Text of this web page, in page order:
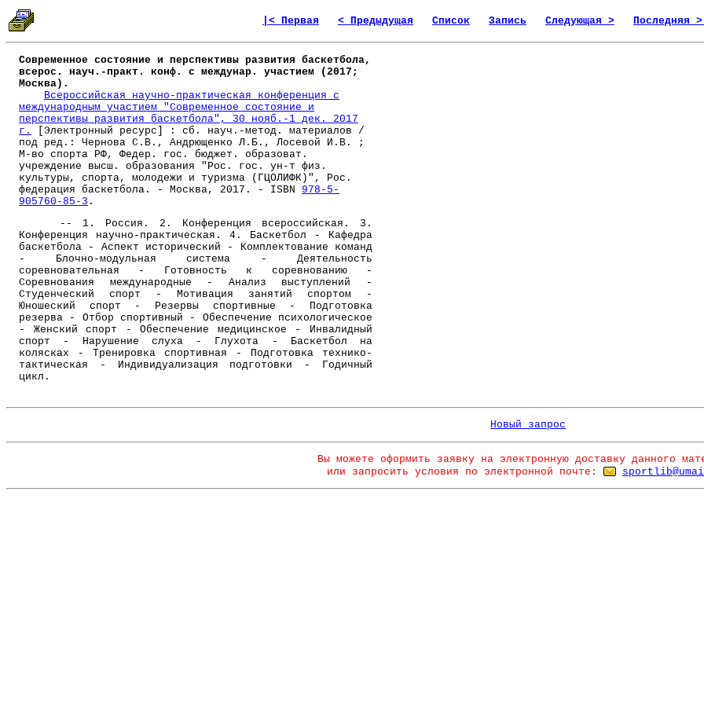
|< Первая < Предыдущая Список Запись Следующая > Последняя >|
Современное состояние и перспективы развития баскетбола,
всерос. науч.-практ. конф. с междунар. участием (2017;
Москва).
Всероссийская научно-практическая конференция с
международным участием "Современное состояние и
перспективы развития баскетбола", 30 нояб.-1 дек. 2017
г.
[Электронный ресурс] : сб. науч.-метод. материалов /
под ред.: Чернова С.В., Андрющенко Л.Б., Лосевой И.В. ;
М-во спорта РФ, Федер. гос. бюджет. образоват.
учреждение высш. образования "Рос. гос. ун-т физ.
культуры, спорта, молодежи и туризма (ГЦОЛИФК)", Рос.
федерация баскетбола. - Москва, 2017. - ISBN 978-5-
905760-85-3 .
-- 1. Россия. 2. Конференция всероссийская. 3.
Конференция научно-практическая. 4. Баскетбол - Кафедра
баскетбола - Аспект исторический - Комплектование команд
- Блочно-модульная система - Деятельность
соревновательная - Готовность к соревнованию -
Соревнования международные - Анализ выступлений -
Студенческий спорт - Мотивация занятий спортом -
Юношеский спорт - Резервы спортивные - Подготовка
резерва - Отбор спортивный - Обеспечение психологическое
- Женский спорт - Обеспечение медицинское - Инвалидный
спорт - Нарушение слуха - Глухота - Баскетбол на
колясках - Тренировка спортивная - Подготовка технико-
тактическая - Индивидуализация подготовки - Годичный
цикл.
Новый запрос
Вы можете оформить заявку на электронную доставку данного
или запросить условия по электронной почте: